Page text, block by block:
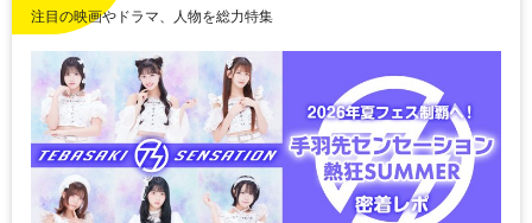
注目の映画やドラマ、人物を総力特集